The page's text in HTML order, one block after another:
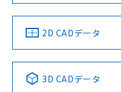
中国 RoHS 注意事項
2D CADデータ
3D CADデータ